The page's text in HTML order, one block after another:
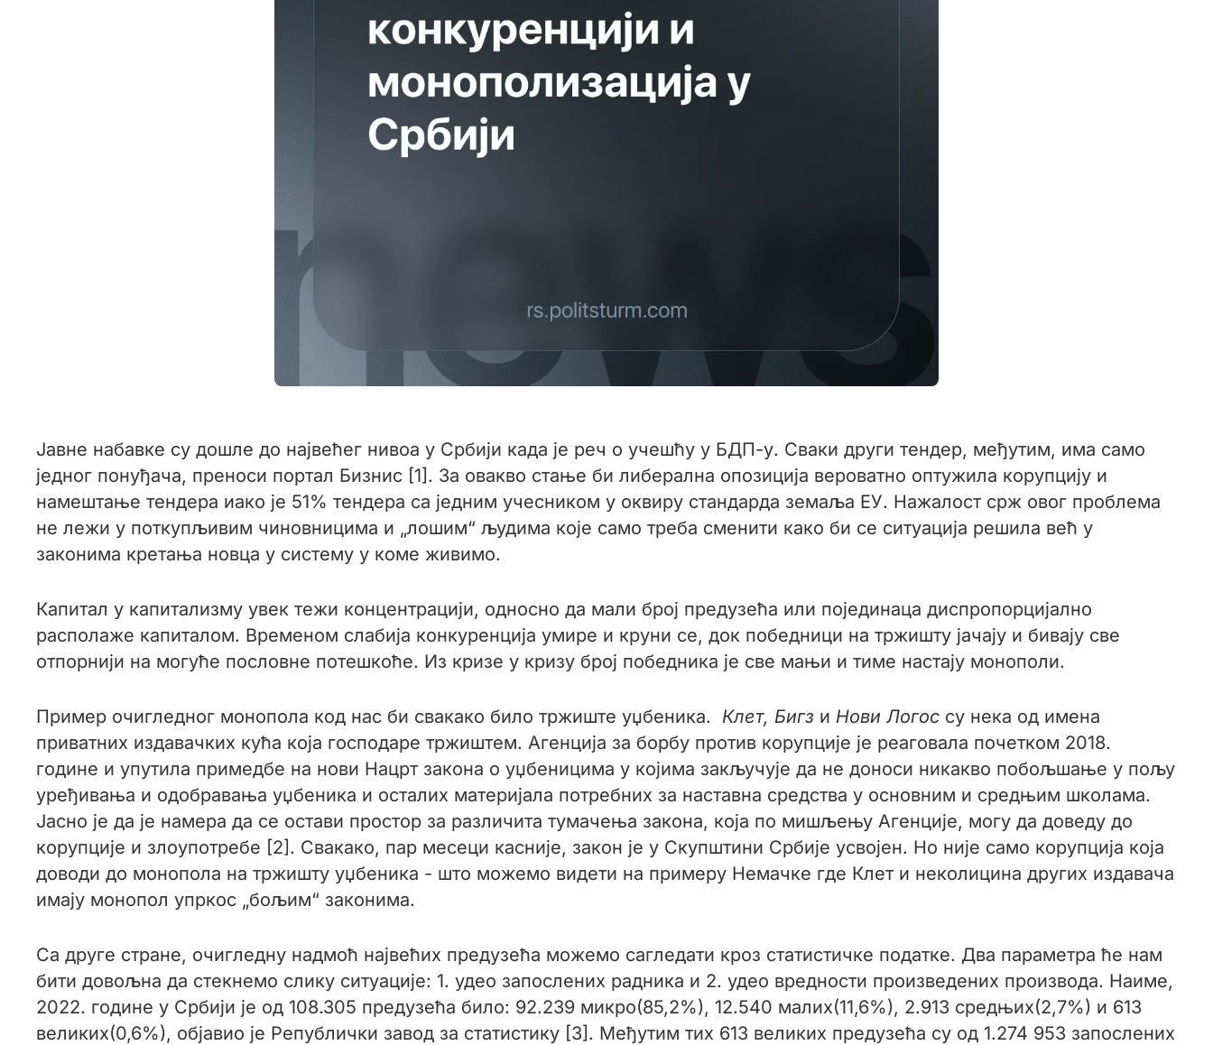
Јавне набавке су дошле до највећег нивоа у Србији када је реч о учешћу у БДП-у. Сваки други тендер, међутим, има само
једног понуђача, преноси портал Бизнис [1]. За овакво стање би либерална опозиција вероватно оптужила корупцију и
намештање тендера иако је 51% тендера са једним учесником у оквиру стандарда земаља ЕУ. Нажалост срж овог проблема
не лежи у поткупљивим чиновницима и „лошим“ људима које само треба сменити како би се ситуација решила већ у
законима кретања новца у систему у коме живимо.
Капитал у капитализму увек тежи концентрацији, односно да мали број предузећа или појединаца диспропорцијално
располаже капиталом. Временом слабија конкуренција умире и круни се, док победници на тржишту јачају и бивају све
отпорнији на могуће пословне потешкоће. Из кризе у кризу број победника је све мањи и тиме настају монополи.
Пример очигледног монопола код нас би свакако било тржиште уџбеника. Клет, Бигз и Нови Логос су нека од имена
приватних издавачких кућа која господаре тржиштем. Агенција за борбу против корупције је реаговала почетком 2018.
године и упутила примедбе на нови Нацрт закона о уџбеницима у којима закључује да не доноси никакво побољшање у пољу
уређивања и одобравања уџбеника и осталих материјала потребних за наставна средства у основним и средњим школама.
Јасно је да је намера да се остави простор за различита тумачења закона, која по мишљењу Агенције, могу да доведу до
корупције и злоупотребе [2]. Свакако, пар месеци касније, закон је у Скупштини Србије усвојен. Но није само корупција која
доводи до монопола на тржишту уџбеника - што можемо видети на примеру Немачке где Клет и неколицина других издавача
имају монопол упркос „бољим“ законима.
Са друге стране, очигледну надмоћ највећих предузећа можемо сагледати кроз статистичке податке. Два параметра ће нам
бити довољна да стекнемо слику ситуације: 1. удео запослених радника и 2. удео вредности произведених производа. Наиме,
2022. године у Србији је од 108.305 предузећа било: 92.239 микро(85,2%), 12.540 малих(11,6%), 2.913 средњих(2,7%) и 613
великих(0,6%), објавио је Републички завод за статистику [3]. Међутим тих 613 великих предузећа су од 1.274 953 запослених